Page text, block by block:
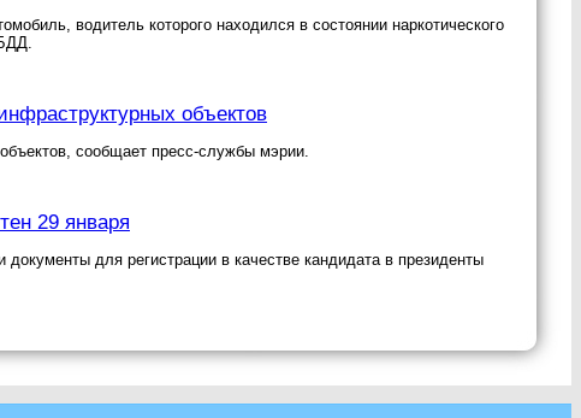
водитель которого находился в состоянии наркотического
объектов
сообщает пресс-службы мэрии.
29 января
для регистрации в качестве кандидата в президенты